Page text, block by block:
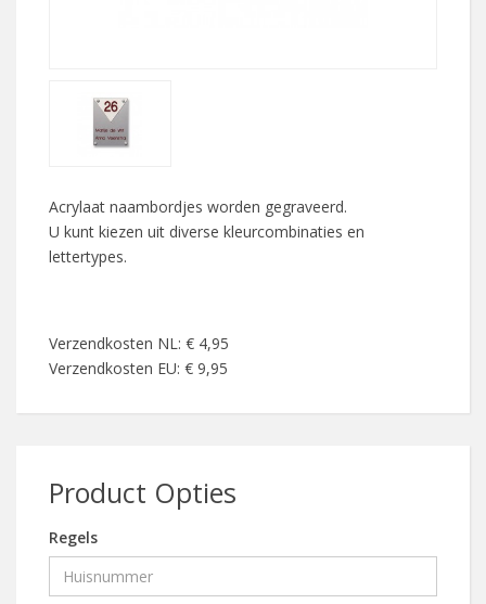
Acrylaat naambordjes worden gegraveerd.
U kunt kiezen uit diverse kleurcombinaties en
lettertypes.
Verzendkosten NL: € 4,95
Verzendkosten EU: € 9,95
Product Opties
Regels